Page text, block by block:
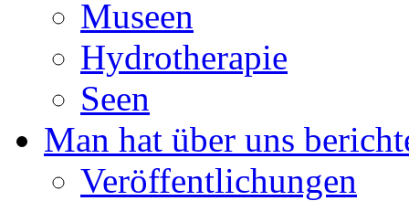
Museen
Hydrotherapie
Seen
Man hat über uns
Veröffentlichungen